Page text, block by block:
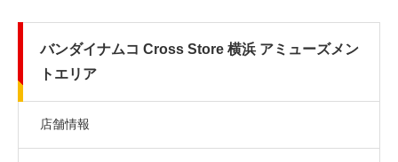
バンダイナムコ Cross Store 横浜 アミューズメン
トエリア
店舗情報